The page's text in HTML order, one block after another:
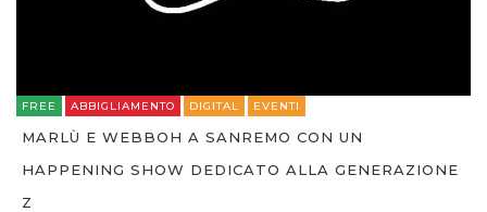
FREE ABBIGLIAMENTO DIGITAL EVENTI
MARLÙ E WEBBOH A SANREMO CON UN
HAPPENING SHOW DEDICATO ALLA GENERAZIONE
Z